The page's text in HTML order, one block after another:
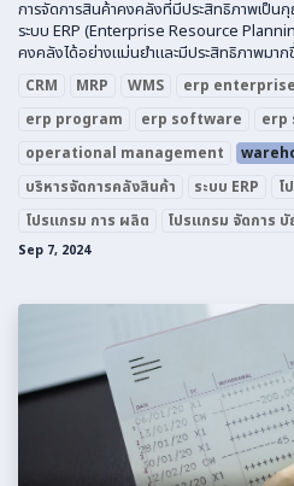
การจัดการสินค้าคงคลังที่มีประสิทธิภาพเป็น
ระบบ ERP (Enterprise Resource
คงคลังได้อย่างแม่นยำและมีประสิทธิภาพมาก
CRM MRP WMS
erp
erp program
erp software
erp
operational management
บริหารจัดการคลังสินค้า
ระบบ ERP
โ
โปรแกรม การ ผลิต
โปรแกรม จัดการ
Sep 7, 2024